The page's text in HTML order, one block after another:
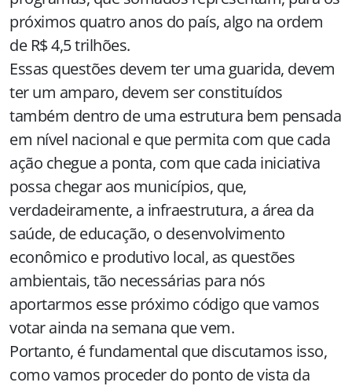
próximos quatro anos do país, algo na ordem
de R$ 4,5 trilhões.
Essas questões devem ter uma guarida, devem
ter um amparo, devem ser constituídos
também dentro de uma estrutura bem pensada
em nível nacional e que permita com que cada
ação chegue a ponta, com que cada iniciativa
possa chegar aos municípios, que,
verdadeiramente, a infraestrutura, a área da
saúde, de educação, o desenvolvimento
econômico e produtivo local, as questões
ambientais, tão necessárias para nós
aportarmos esse próximo código que vamos
votar ainda na semana que vem.
Portanto, é fundamental que discutamos isso,
como vamos proceder do ponto de vista da